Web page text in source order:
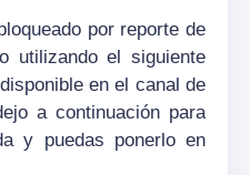
por reporte de
utilizando el siguiente
en el canal de
a continuación para
y puedas ponerlo en